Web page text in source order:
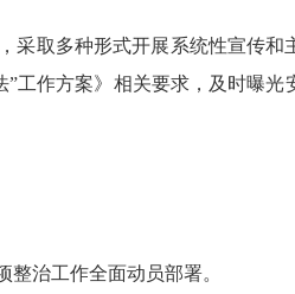
采取多种形式开展系统性宣传和
工作方案》相关要求，及时曝光
治工作全面动员部署。